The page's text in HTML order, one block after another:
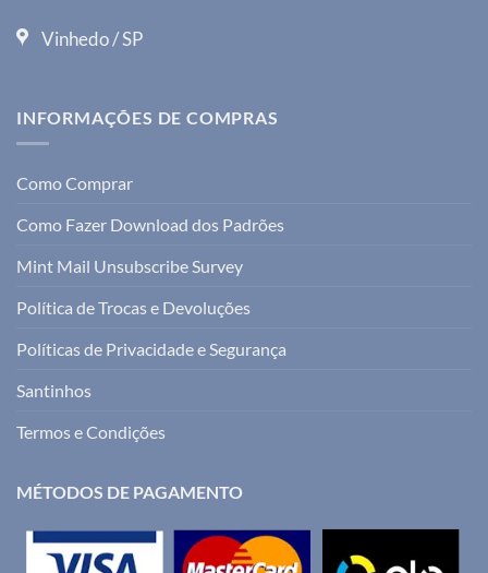
Vinhedo / SP
INFORMAÇÕES DE COMPRAS
Como Comprar
Como Fazer Download dos Padrões
Mint Mail Unsubscribe Survey
Política de Trocas e Devoluções
Políticas de Privacidade e Segurança
Santinhos
Termos e Condições
MÉTODOS DE PAGAMENTO